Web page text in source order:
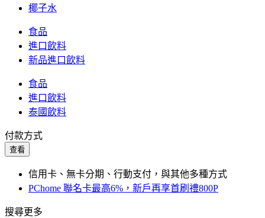
椰子水
食品
進口飲料
新品進口飲料
食品
進口飲料
泰國飲料
付款方式
查看
信用卡、無卡分期、行動支付，與其他多種方式
PChome 聯名卡最高6%，新戶再享首刷禮800P
搜尋更多